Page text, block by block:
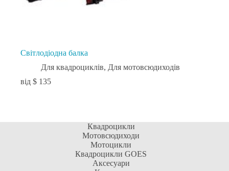
Світлодіодна балка
Для квадроциклів, Для мотовсюдиходів
$ 135
Квадроцикли
Мотовсюдиходи
Мотоцикли
Квадроцикли GOES
Аксесуари